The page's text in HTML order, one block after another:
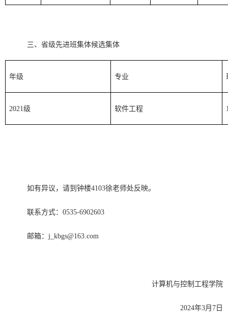
三、省级先进班集体候选集体
年级 专业
2021级 软件工程
如有异议，请到钟楼4103徐老师处反映。
联系方式：0535-6902603
邮箱：j_kbgs@163.com
计算机与控制工程学院
2024年3月7日